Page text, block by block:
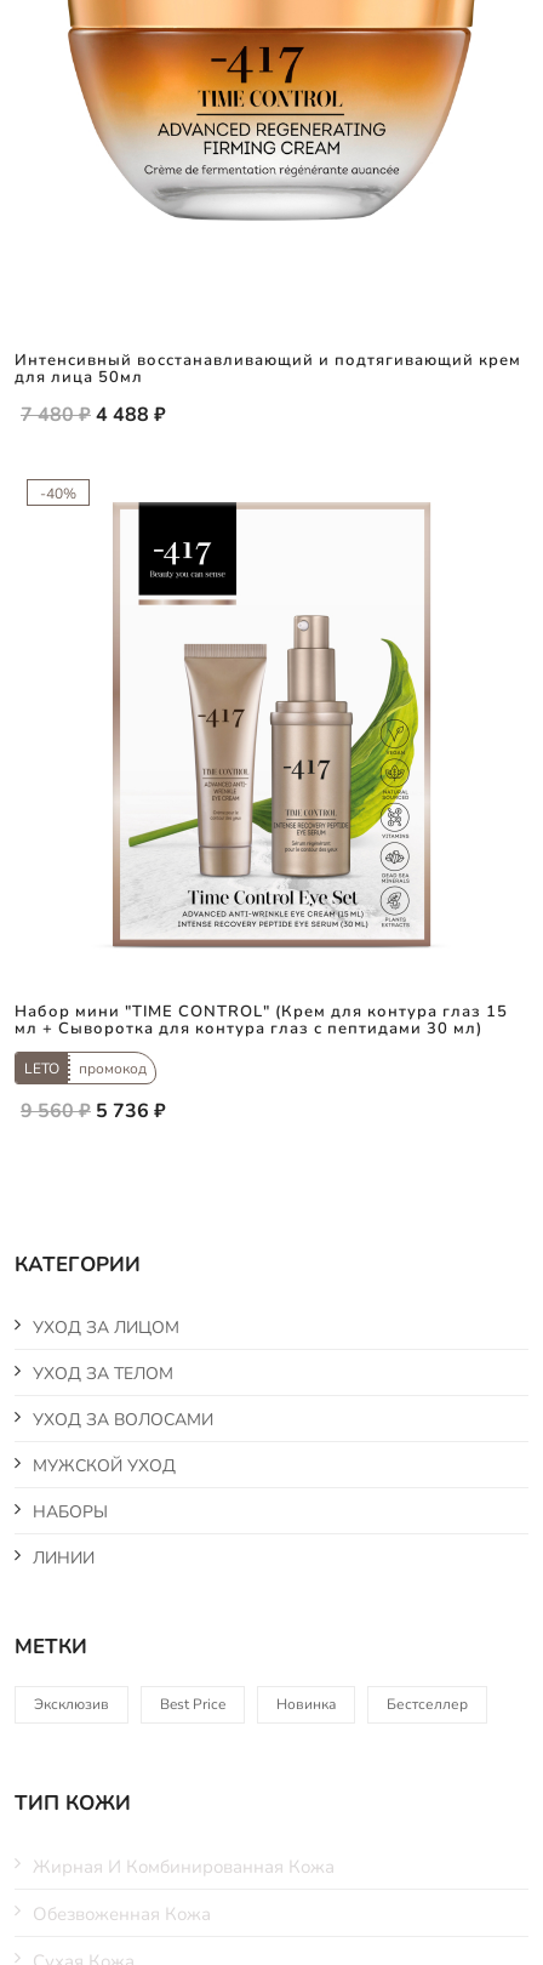
КАТЕГОРИИ
УХОД ЗА ЛИЦОМ
УХОД ЗА ТЕЛОМ
УХОД ЗА ВОЛОСАМИ
МУЖСКОЙ УХОД
НАБОРЫ
ЛИНИИ
МЕТКИ
Эксклюзив Best Price Новинка Бестселлер
ТИП КОЖИ
Жирная И Комбинированная Кожа
Обезвоженная Кожа
Интенсивный восстанавливающий и подтягивающий крем
для лица 50мл
7 480 ₽4 488 ₽
-40%
Набор мини "TIME CONTROL" (Крем для контура глаз 15
мл + Сыворотка для контура глаз с пептидами 30 мл)
LETO промокод
9 560 ₽ 5 736 ₽